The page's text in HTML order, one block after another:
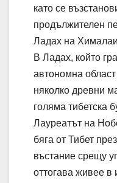
като се
продължителен
Ладах на
В Ладах, който
автономна
няколко древни
голяма тибетска
Лауреатът на
бяга от Тибет
въстание срещу
оттогава живее в